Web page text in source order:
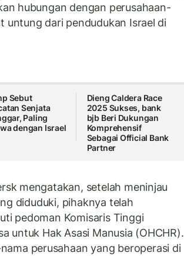
hubungan dengan perusahaan-
untung dari pendudukan Israel di
Sebut
Senjata
Paling
dengan Israel
Dieng Caldera Race
2025 Sukses, bank
bjb Beri Dukungan
Komprehensif
Sebagai Official Bank
Partner
mengatakan, setelah meninjau
diduduki, pihaknya telah
pedoman Komisaris Tinggi
untuk Hak Asasi Manusia (OHCHR).
perusahaan yang beroperasi di